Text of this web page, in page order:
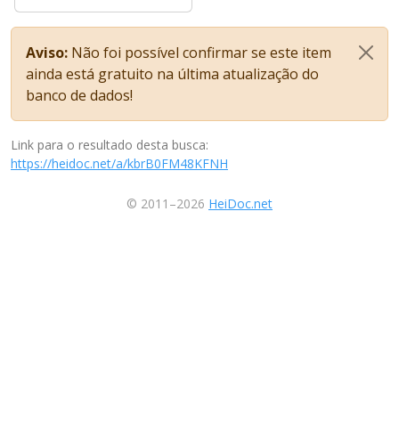
Aviso: Não foi possível confirmar se este item
ainda está gratuito na última atualização do
banco de dados!
Link para o resultado desta busca:
https://heidoc.net/a/kbrB0FM48KFNH
© 2011–2026 HeiDoc.net